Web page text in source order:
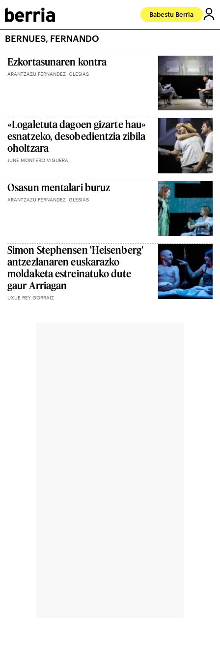
Babestu Berria
BERNUES, FERNANDO
Ezkortasunaren kontra
ARANTZAZU FERNANDEZ IGLESIAS
«Logaletuta dagoen gizarte hau»
esnatzeko, desobedientzia zibila
oholtzara
JUNE MONTERO VIGUERA
Osasun mentalari buruz
ARANTZAZU FERNANDEZ IGLESIAS
Simon Stephensen 'Heisenberg'
antzezlanaren euskarazko
moldaketa estreinatuko dute
gaur Arriagan
UXUE REY GORRAIZ